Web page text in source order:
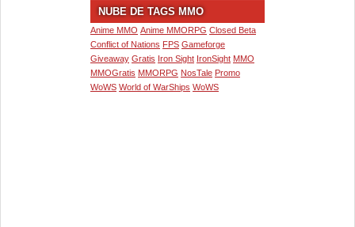
NUBE DE TAGS MMO
Anime MMO Anime MMORPG Closed Beta
Conflict of Nations FPS Gameforge
Giveaway Gratis Iron Sight IronSight MMO
MMOGratis MMORPG NosTale Promo
WoWS World of WarShips WoWS